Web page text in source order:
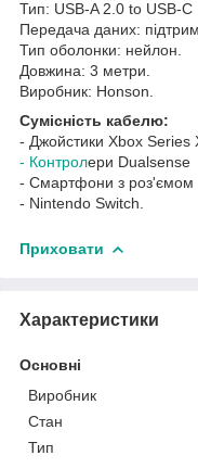
Тип: USB-A 2.0 to USB-C
Передача даних:
Тип оболонки: нейлон.
Довжина: 3 метри.
Виробник: Honson.
Сумісність кабелю:
- Джойстики Xbox Series
- Контролери Dualsense
- Смартфони з роз'ємом
- Nintendo Switch.
Приховати
Характеристики
Основні
Виробник
Стан
Тип